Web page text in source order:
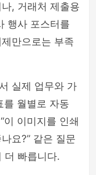
, 거래처 제출용
행사 포스터를
만으로는 부족
실제 업무와 가
를 월별로 자동
이 이미지를 인쇄
요?” 같은 질문
더 빠릅니다.